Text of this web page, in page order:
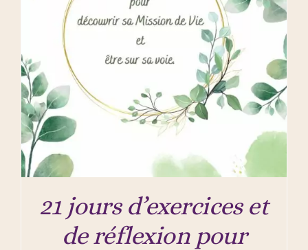
21 jours d’exercices et
de réflexion pour